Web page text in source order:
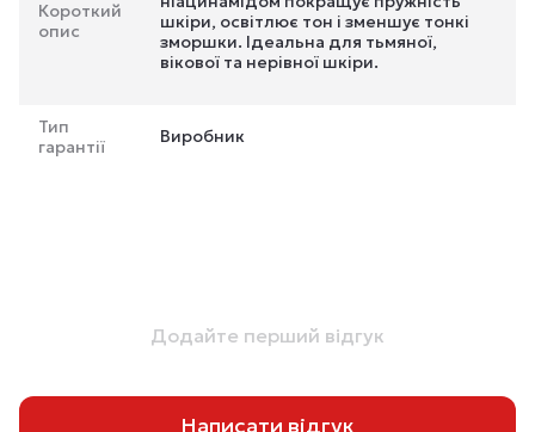
Короткий
опис
шкіри, освітлює тон і зменшує тонкі
зморшки. Ідеальна для тьмяної,
вікової та нерівної шкіри.
Тип
гарантії
Виробник
Додайте перший відгук
Написати відгук